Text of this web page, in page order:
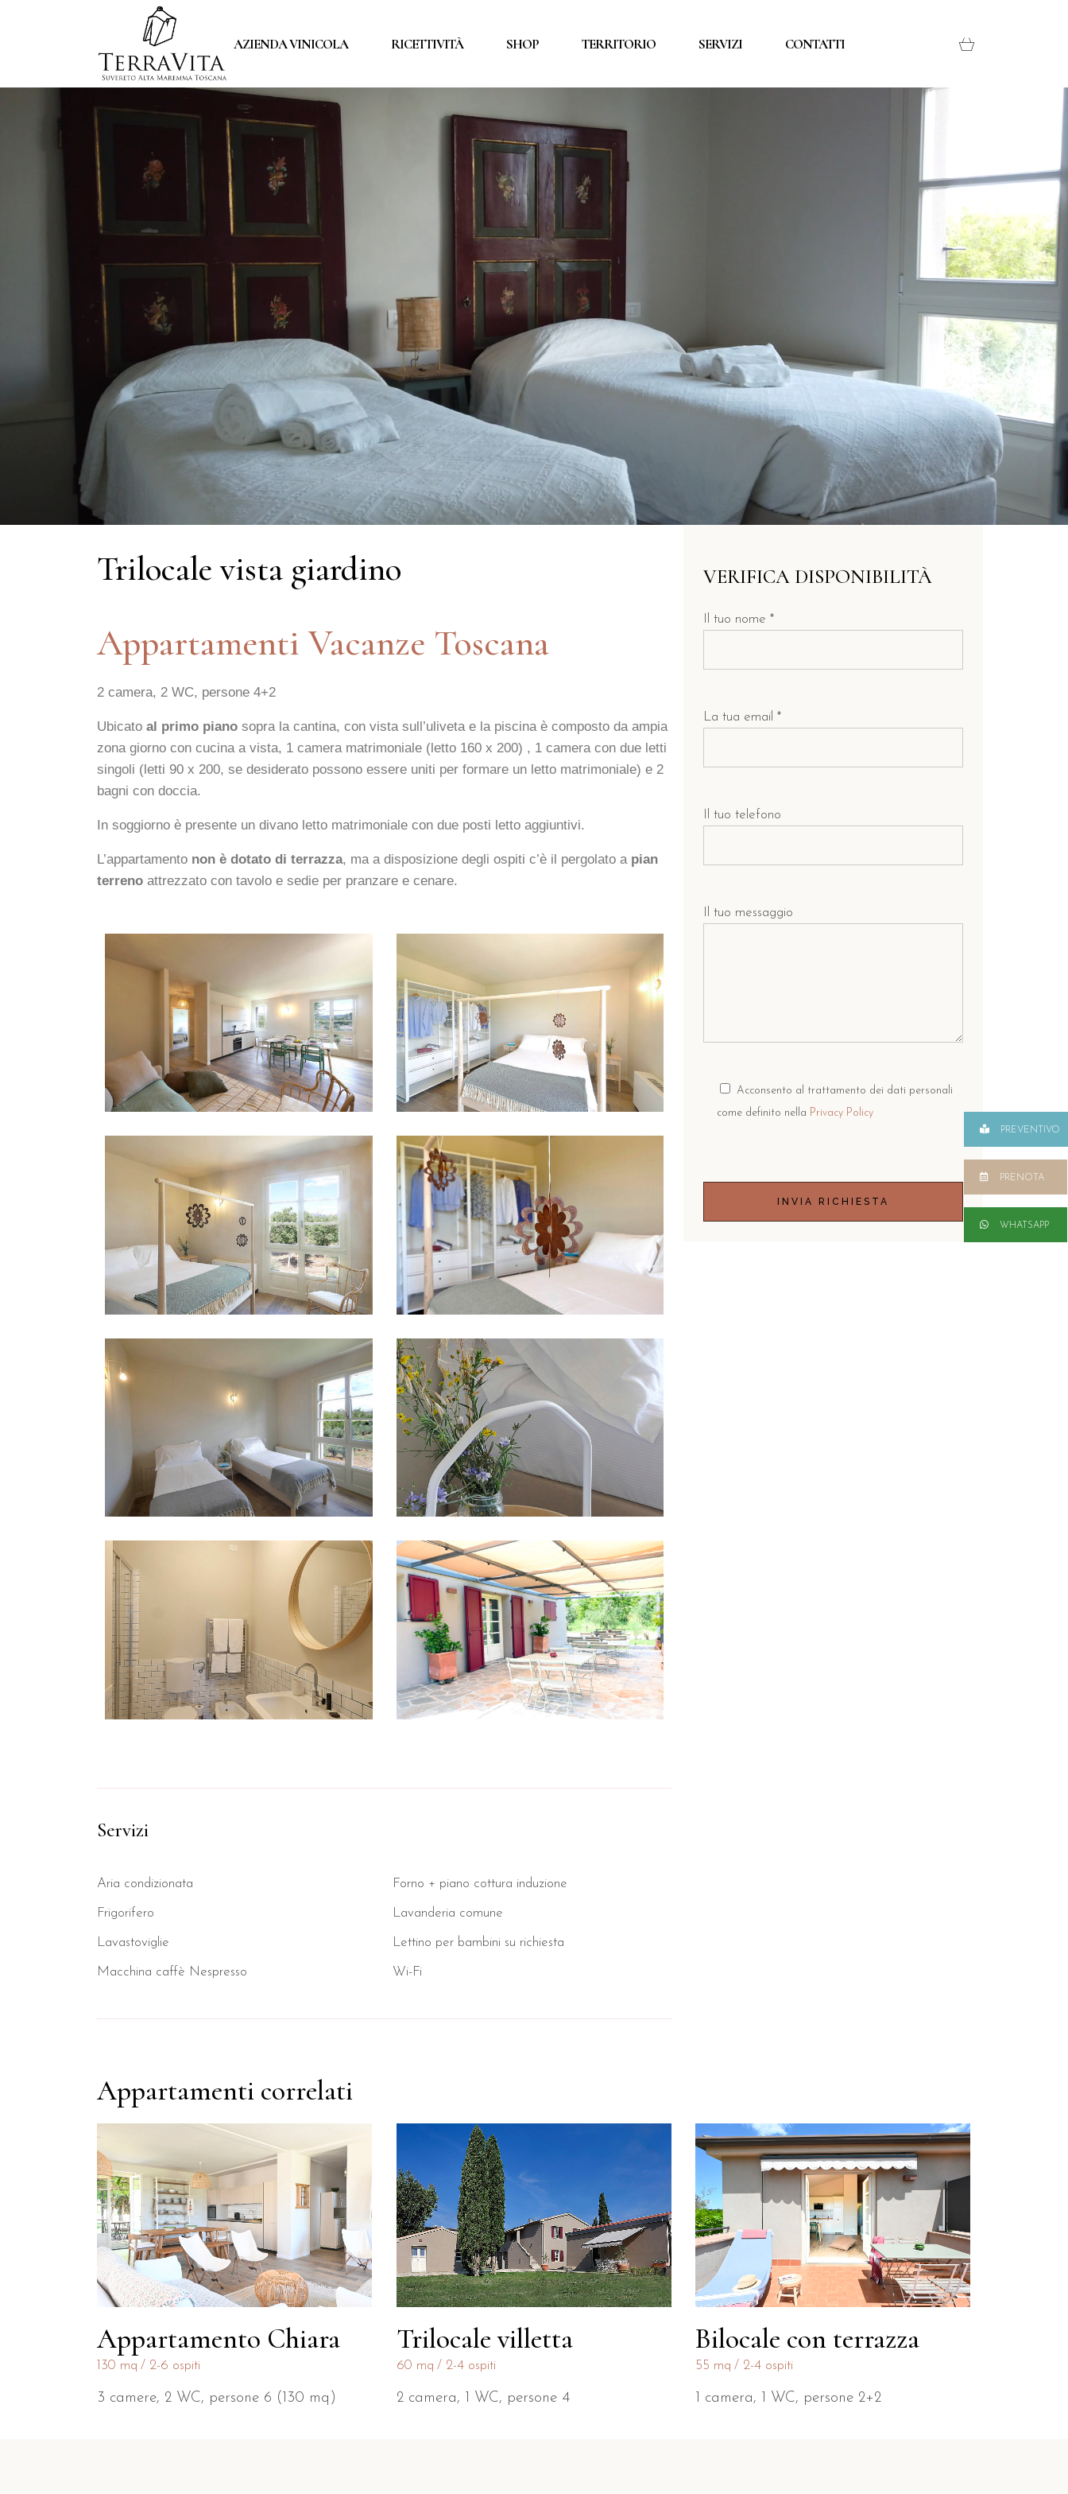
AZIENDA VINICOLA
L’AZIENDA
VIGNETI
VINI
DEGUSTAZIONI
LA NOSTRA FILOSOFIA
RICETTIVITÀ
APPARTAMENTI
SHOP TERRITORIO
SPIAGGE E SCOGLI
PARCHI VAL DI CORNIA
SERVIZI CONTATTI
VIGNETI
DEGUSTAZIONI
LA NOSTRA FILOSOFIA
APPARTAMENTI SUVERETO
TERME
Trilocale vista giardino
Appartamenti Vacanze Toscana
2 camera, 2 WC, persone 4+2
Ubicato al primo piano sopra la cantina, con vista sull’uliveta e la piscina è composto da ampia
zona giorno con cucina a vista, 1 camera matrimoniale (letto 160 x 200) , 1 camera con due letti
singoli (letti 90 x 200, se desiderato possono essere uniti per formare un letto matrimoniale) e 2
bagni con doccia.
In soggiorno è presente un divano letto matrimoniale con due posti letto aggiuntivi.
L’appartamento non è dotato di terrazza, ma a disposizione degli ospiti c’è il pergolato a pian
terreno attrezzato con tavolo e sedie per pranzare e cenare.
Servizi
Aria condizionata Forno + piano cottura induzione
Frigorifero Lavanderia comune
Lavastoviglie Lettino per bambini su richiesta
Macchina caffè Nespresso Wi-Fi
VERIFICA DISPONIBILITÀ
Il tuo nome *
La tua email *
Il tuo telefono
Il tuo messaggio
Acconsento al trattamento dei dati personali
come definito nella Privacy Policy
INVIA RICHIESTA
Appartamenti correlati
Appartamento Chiara
130 mq 2-6 ospiti
3 camere, 2 WC, persone 6 (130 mq)
Trilocale villetta
60 mq 2-4 ospiti
2 camera, 1 WC, persone 4
Bilocale con terrazza
55 mq 2-4 ospiti
1 camera, 1 WC, persone 2+2
PREVENTIVO
PRENOTA
WHATSAPP